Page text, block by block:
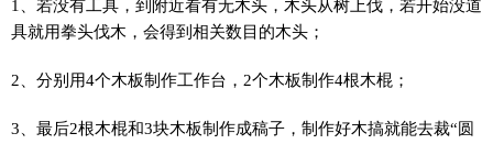
1、若没有工具，到附近看有无木头，木头从树上伐，若开始没道
具就用拳头伐木，会得到相关数目的木头；
2、分别用4个木板制作工作台，2个木板制作4根木棍；
3、最后2根木棍和3块木板制作成稿子，制作好木搞就能去裁“圆